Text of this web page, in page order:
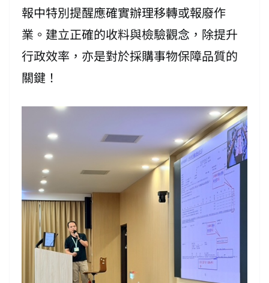
報中特別提醒應確實辦理移轉或報廢作
業。建立正確的收料與檢驗觀念，除提升
行政效率，亦是對於採購事物保障品質的
關鍵！